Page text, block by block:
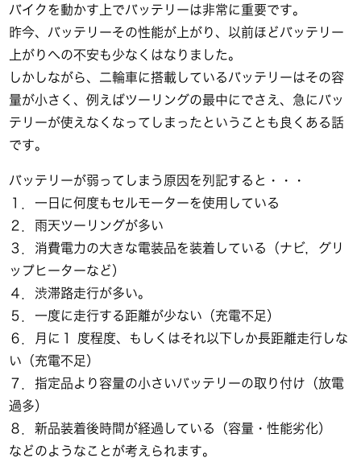
バイクを動かす上でバッテリーは非常に重要です。
昨今、バッテリーその性能が上がり、以前ほどバッテリー
上がりへの不安も少なくはなりました。
しかしながら、二輪車に搭載しているバッテリーはその容
量が小さく、例えばツーリングの最中にでさえ、急にバッ
テリーが使えなくなってしまったということも良くある話
です。
バッテリーが弱ってしまう原因を列記すると・・・
１．一日に何度もセルモーターを使用している
２．雨天ツーリングが多い
３．消費電力の大きな電装品を装着している（ナビ，グリ
ップヒーターなど）
４．渋滞路走行が多い。
５．一度に走行する距離が少ない（充電不足）
６．月に１ 度程度、もしくはそれ以下しか長距離走行しな
い（充電不足）
７．指定品より容量の小さいバッテリーの取り付け（放電
過多）
８．新品装着後時間が経過している（容量・性能劣化）
などのようなことが考えられます。